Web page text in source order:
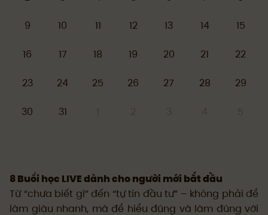
9 10 11 12 13 14 15
16 17 18 19 20 21 22
23 24 25 26 27 28 29
30 31
8 Buổi học LIVE dành cho người mới bắt đầu
Từ “chưa biết gì” đến “tự tin đầu tư” – không phải để
làm giàu nhanh, mà để hiểu đúng và làm đúng với